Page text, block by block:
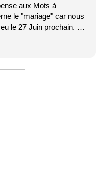
aux Mots à
le "mariage" car nous
le 27 Juin prochain. Je